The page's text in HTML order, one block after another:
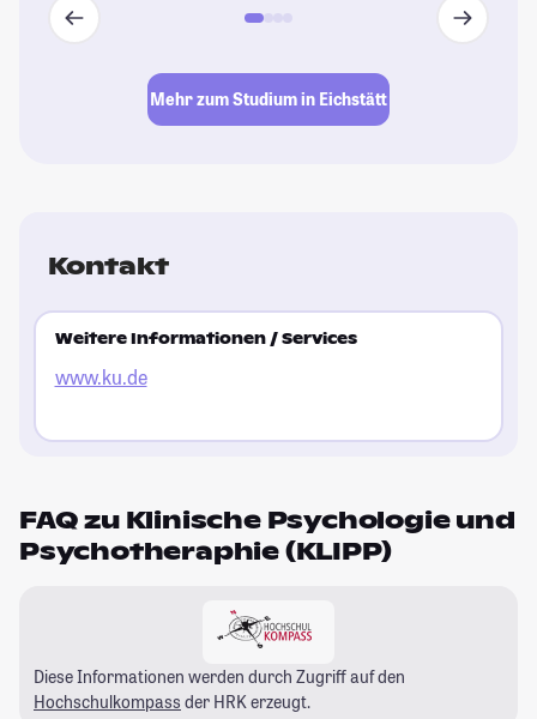
Mehr zum Studium in Eichstätt
Kontakt
Weitere Informationen / Services
www.ku.de
FAQ zu Klinische Psychologie und
Psychotheraphie (KLIPP)
Diese Informationen werden durch Zugriff auf den
Hochschulkompass der HRK erzeugt.